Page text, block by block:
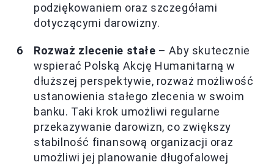
podziękowaniem oraz szczegółami
dotyczącymi darowizny.
Rozważ zlecenie stałe – Aby skutecznie
wspierać Polską Akcję Humanitarną w
dłuższej perspektywie, rozważ możliwość
ustanowienia stałego zlecenia w swoim
banku. Taki krok umożliwi regularne
przekazywanie darowizn, co zwiększy
stabilność finansową organizacji oraz
umożliwi jej planowanie długofalowej